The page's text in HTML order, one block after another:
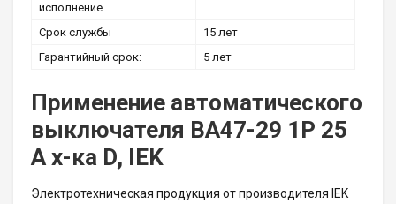
исполнение
Срок службы
15 лет
Гарантийный срок:
5 лет
Применение автоматического
выключателя ВА47-29 1P 25
А х-ка D, IEK
Электротехническая продукция от производителя IEK